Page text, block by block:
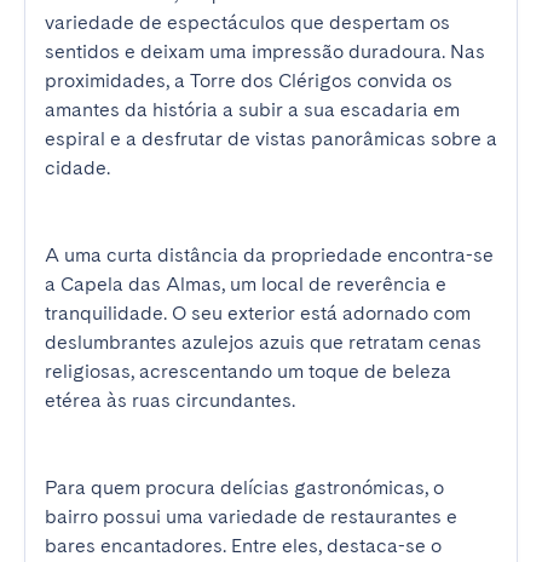
variedade de espectáculos que despertam os
sentidos e deixam uma impressão duradoura. Nas
proximidades, a Torre dos Clérigos convida os
amantes da história a subir a sua escadaria em
espiral e a desfrutar de vistas panorâmicas sobre a
cidade.
A uma curta distância da propriedade encontra-se
a Capela das Almas, um local de reverência e
tranquilidade. O seu exterior está adornado com
deslumbrantes azulejos azuis que retratam cenas
religiosas, acrescentando um toque de beleza
etérea às ruas circundantes.
Para quem procura delícias gastronómicas, o
bairro possui uma variedade de restaurantes e
bares encantadores. Entre eles, destaca-se o